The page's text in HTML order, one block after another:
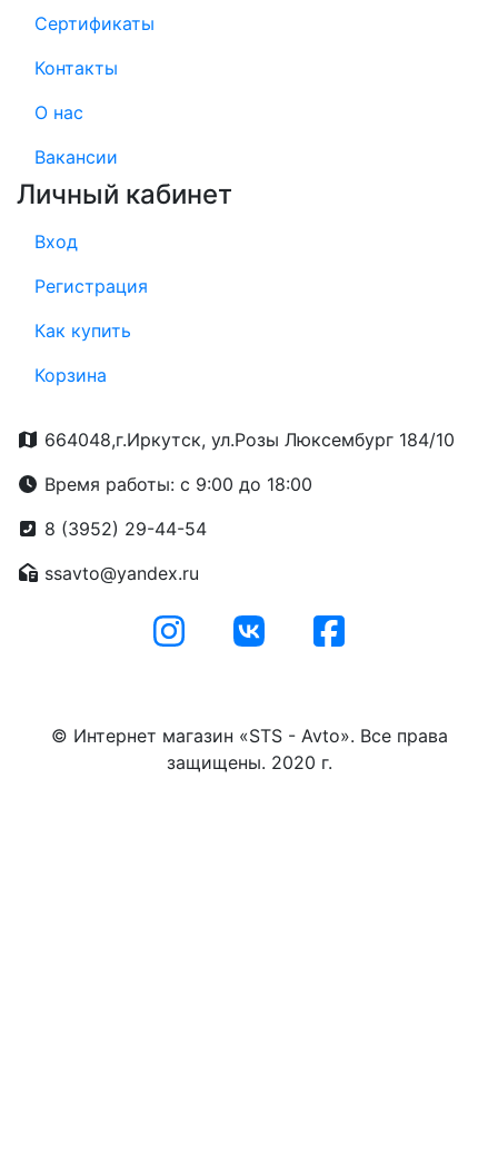
Сертификаты
Контакты
О нас
Вакансии
Личный кабинет
Вход
Регистрация
Как купить
Корзина
664048,г.Иркутск, ул.Розы Люксембург 184/10
Время работы: с 9:00 до 18:00
8 (3952) 29-44-54
ssavto@yandex.ru
© Интернет магазин «STS - Avto». Все права
защищены. 2020 г.